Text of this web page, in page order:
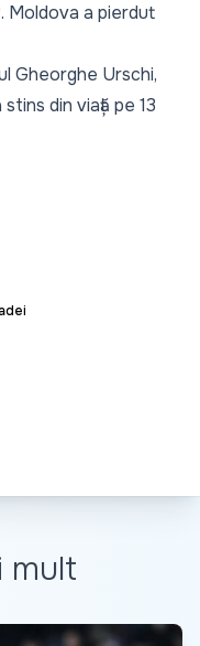
Moldova a pierdut
Gheorghe Urschi,
din viață pe 13
mult